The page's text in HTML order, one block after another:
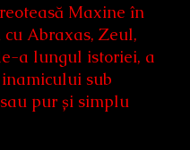
Maxine în
Abraxas, Zeul,
a lungul istoriei, a
sub
pur și simplu